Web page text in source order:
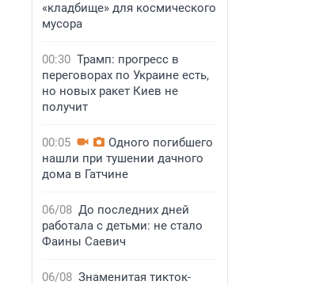
«кладбище» для космического
мусора
00:30 Трамп: прогресс в
переговорах по Украине есть,
но новых ракет Киев не
получит
00:05
Одного погибшего
нашли при тушении дачного
дома в Гатчине
06/08 До последних дней
работала с детьми: не стало
Фаины Саевич
06/08 Знаменитая тикток-